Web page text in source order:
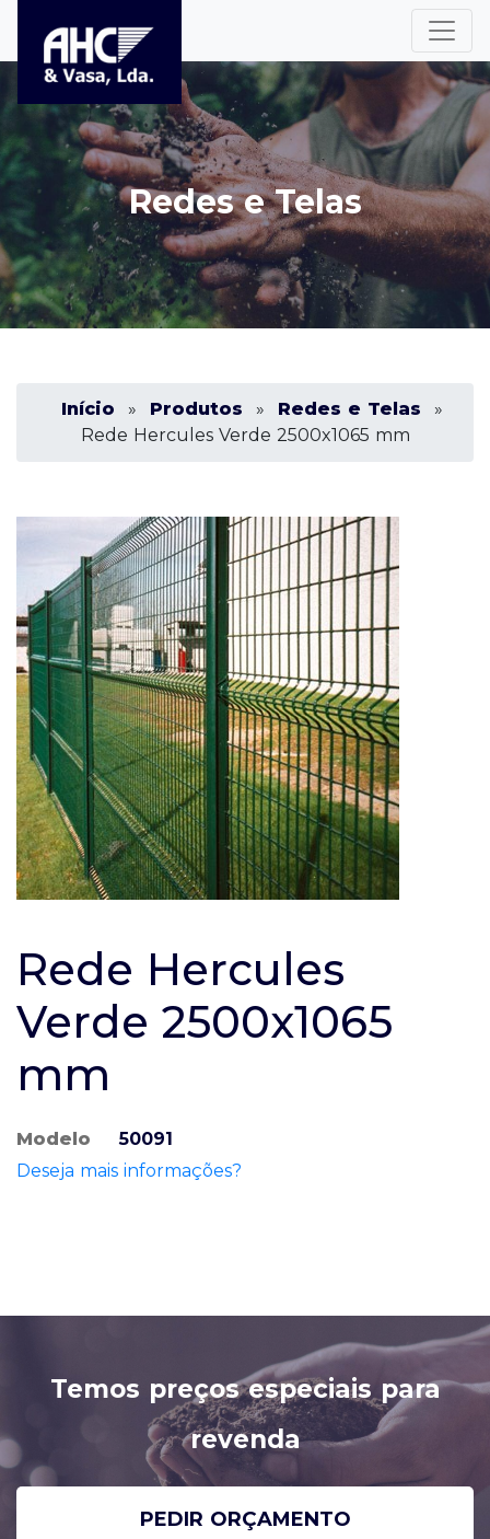
Redes e Telas
Início » Produtos » Redes e Telas
»
Rede Hercules Verde 2500x1065 mm
Rede Hercules
Verde 2500x1065
mm
Modelo
50091
Deseja mais informações?
Temos preços especiais para
revenda
PEDIR ORÇAMENTO